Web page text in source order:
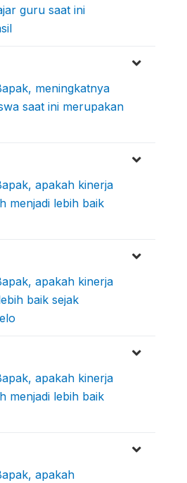
guru saat ini
meningkatnya
saat ini merupakan
apakah kinerja
menjadi lebih baik
apakah kinerja
baik sejak
apakah kinerja
menjadi lebih baik
apakah